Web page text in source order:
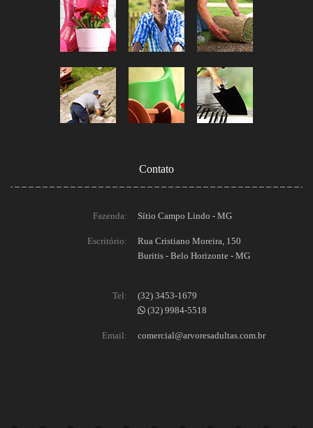
Contato
Fazenda: Sítio Campo Lindo - MG
Escritório:
Rua Cristiano Moreira, 150
Buritis - Belo Horizonte - MG
Tel:
(32) 3453-1679
(32) 9984-5518
Email: comercial@arvoresadultas.com.br